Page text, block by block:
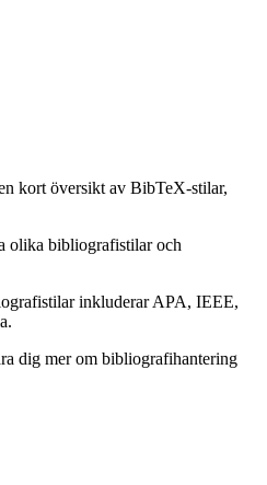
kort översikt av BibTeX-stilar,
olika bibliografistilar och
inkluderar APA, IEEE,
dig mer om bibliografihantering